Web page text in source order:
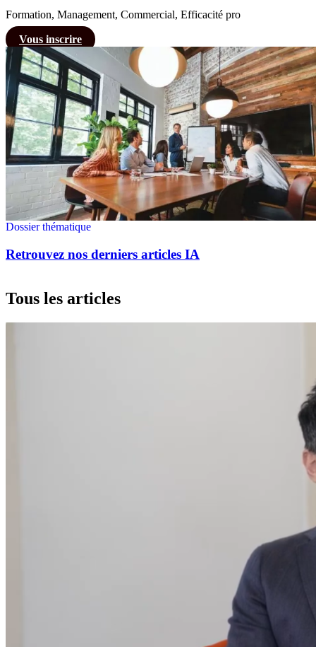
Formation, Management, Commercial, Efficacité pro
Vous inscrire
Dossier thématique
Retrouvez nos derniers articles IA
Tous les articles